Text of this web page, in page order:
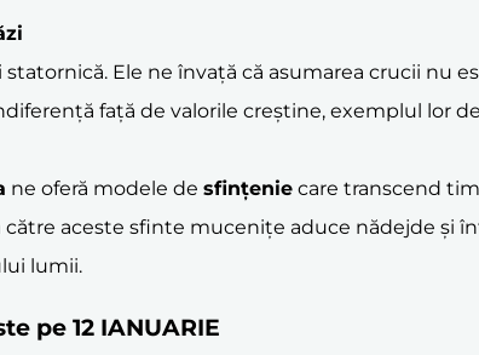
statornică. Ele ne învață că asumarea crucii nu
față de valorile creștine, exemplul lor
ne oferă modele de sfințenie care transcend
către aceste sfinte mucenițe aduce nădejde și
lumii.
pe 12 IANUARIE